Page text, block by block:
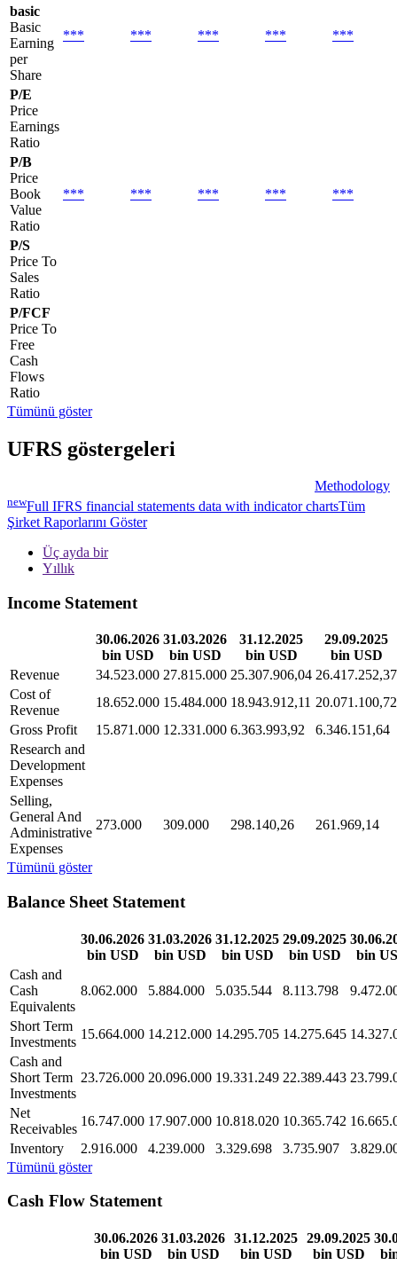
basic
Basic
Earning
per
Share
*** *** *** *** ***
P/E
Price
Earnings
Ratio
P/B
Price
Book
Value
Ratio
*** *** *** *** ***
P/S
Price To
Sales
Ratio
P/FCF
Price To
Free
Cash
Flows
Ratio
Tümünü göster
UFRS göstergeleri
Methodology
newFull IFRS financial statements data with indicator chartsTüm
Şirket Raporlarını Göster
Üç ayda bir
Yıllık
Income Statement
30.06.2026
bin USD
31.03.2026
bin USD
31.12.2025
bin USD
29.09.2025
bin USD
Revenue
34.523.000 27.815.000 25.307.906,04 26.417.252,37
Cost of
Revenue
18.652.000 15.484.000 18.943.912,11 20.071.100,72
Gross Profit
15.871.000 12.331.000 6.363.993,92
6.346.151,64
Research and
Development
Expenses
Selling,
General And
Administrative
Expenses
273.000 309.000 298.140,26 261.969,14
Tümünü göster
Balance Sheet Statement
30.06.2026
bin USD
31.03.2026
bin USD
31.12.2025
bin USD
29.09.2025
bin USD
bin
Cash and
Cash
Equivalents
8.062.000 5.884.000 5.035.544 8.113.798
Short Term
Investments
15.664.000 14.212.000 14.295.705 14.275.645
Cash and
Short Term
Investments
23.726.000 20.096.000 19.331.249 22.389.443
Net
Receivables
16.747.000 17.907.000 10.818.020 10.365.742
Inventory
2.916.000 4.239.000 3.329.698 3.735.907
Tümünü göster
Cash Flow Statement
30.06.2026
bin USD
31.03.2026
bin USD
31.12.2025
bin USD
29.09.2025
bin USD